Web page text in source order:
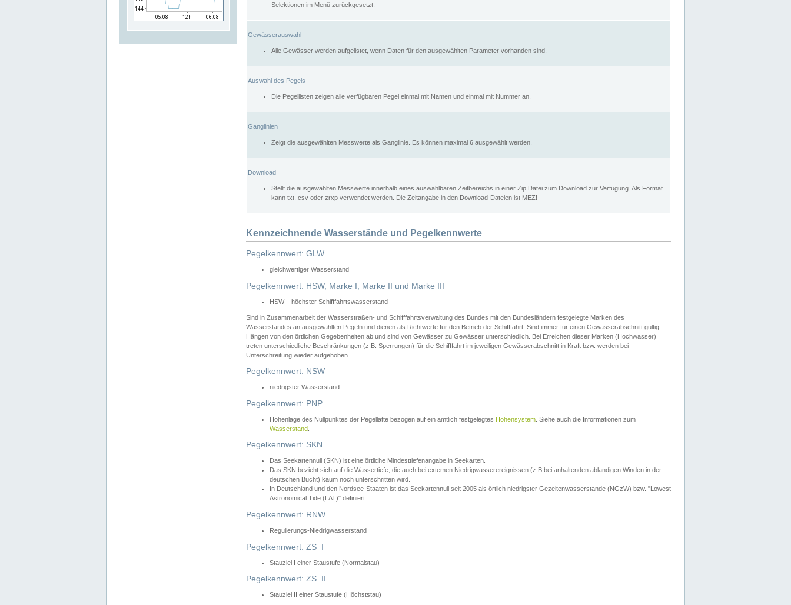
Selektionen im Menü zurückgesetzt.
Gewässerauswahl
Alle Gewässer werden aufgelistet, wenn Daten für den ausgewählten Parameter vorhanden sind.
Auswahl des Pegels
Die Pegellisten zeigen alle verfügbaren Pegel einmal mit Namen und einmal mit Nummer an.
Ganglinien
Zeigt die ausgewählten Messwerte als Ganglinie. Es können maximal 6 ausgewählt werden.
Download
Stellt die ausgewählten Messwerte innerhalb eines auswählbaren Zeitbereichs in einer Zip Datei zum Download zur Verfügung. Als Format
kann txt, csv oder zrxp verwendet werden. Die Zeitangabe in den Download-Dateien ist MEZ!
Kennzeichnende Wasserstände und Pegelkennwerte
Pegelkennwert: GLW
gleichwertiger Wasserstand
Pegelkennwert: HSW, Marke I, Marke II und Marke III
HSW – höchster Schifffahrtswasserstand
Sind in Zusammenarbeit der Wasserstraßen- und Schifffahrtsverwaltung des Bundes mit den Bundesländern festgelegte Marken des
Wasserstandes an ausgewählten Pegeln und dienen als Richtwerte für den Betrieb der Schifffahrt. Sind immer für einen Gewässerabschnitt gültig.
Hängen von den örtlichen Gegebenheiten ab und sind von Gewässer zu Gewässer unterschiedlich. Bei Erreichen dieser Marken (Hochwasser)
treten unterschiedliche Beschränkungen (z.B. Sperrungen) für die Schifffahrt im jeweiligen Gewässerabschnitt in Kraft bzw. werden bei
Unterschreitung wieder aufgehoben.
Pegelkennwert: NSW
niedrigster Wasserstand
Pegelkennwert: PNP
Höhenlage des Nullpunktes der Pegellatte bezogen auf ein amtlich festgelegtes Höhensystem . Siehe auch die Informationen zum
Wasserstand
Pegelkennwert: SKN
Das Seekartennull (SKN) ist eine örtliche Mindesttiefenangabe in Seekarten.
Das SKN bezieht sich auf die Wassertiefe, die auch bei extemen Niedrigwasserereignissen (z.B bei anhaltenden ablandigen Winden in der
deutschen Bucht) kaum noch unterschritten wird.
In Deutschland und den Nordsee-Staaten ist das Seekartennull seit 2005 als örtlich niedrigster Gezeitenwasserstande (NGzW) bzw. "Lowest
Astronomical Tide (LAT)" definiert.
Pegelkennwert: RNW
Regulierungs-Niedrigwasserstand
Pegelkennwert: ZS_I
Stauziel I einer Staustufe (Normalstau)
Pegelkennwert: ZS_II
Stauziel II einer Staustufe (Höchststau)